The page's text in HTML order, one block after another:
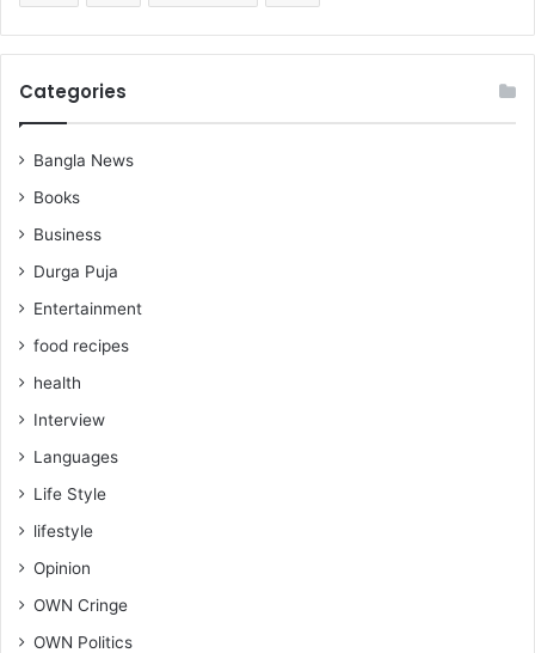
Categories
Bangla News
Books
Business
Durga Puja
Entertainment
food recipes
health
Interview
Languages
Life Style
lifestyle
Opinion
OWN Cringe
OWN Politics